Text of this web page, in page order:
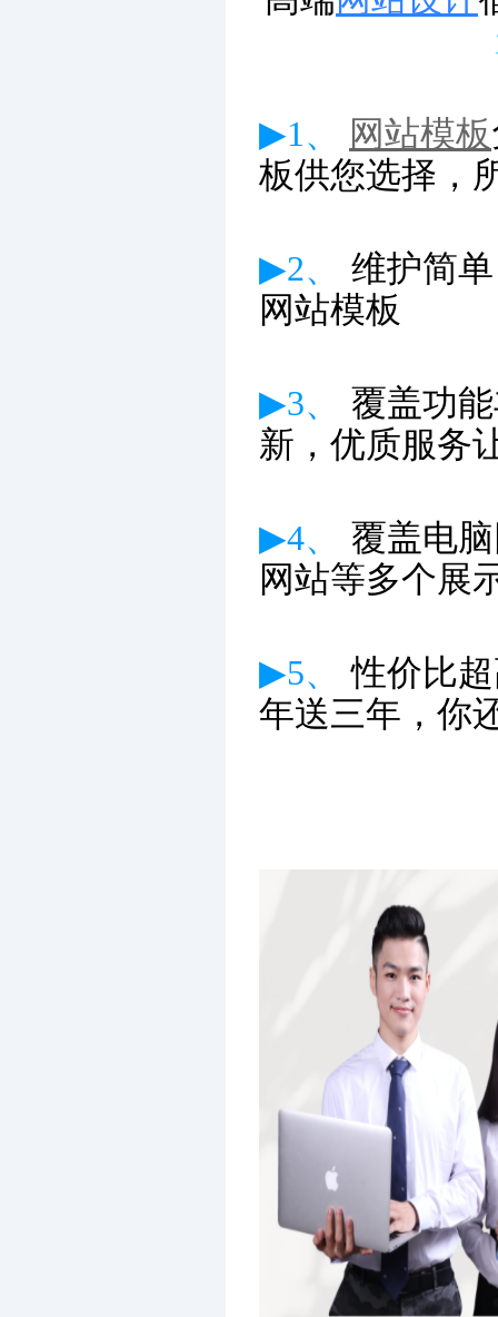
▶1、 网站模板
板供您选择，
▶2、
维护简
网站模板
▶3、
覆盖功
新 ，优质服务
▶4、
覆盖电
网站等多个展
▶5、
性价比
年送三年，你